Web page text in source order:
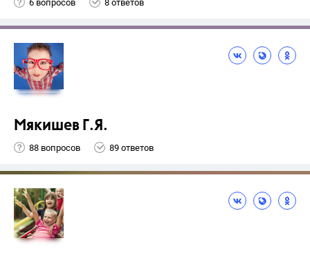
6 вопросов 8 ответов
Мякишев Г.Я.
88 вопросов 89 ответов